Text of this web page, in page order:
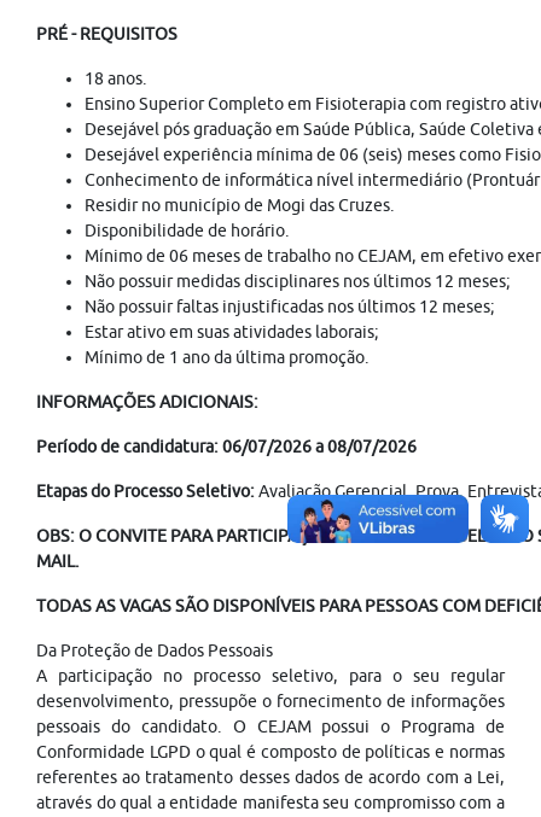
PRÉ - REQUISITOS
18 anos.
Ensino Superior Completo em Fisioterapia com registro
Desejável pós graduação em Saúde Pública, Saúde Coletiva
Desejável experiência mínima de 06 (seis) meses como
Conhecimento de informática nível intermediário
Residir no município de Mogi das Cruzes.
Disponibilidade de horário.
Mínimo de 06 meses de trabalho no CEJAM, em efetivo
Não possuir medidas disciplinares nos últimos 12 meses;
Não possuir faltas injustificadas nos últimos 12 meses;
Estar ativo em suas atividades laborais;
Mínimo de 1 ano da última promoção.
INFORMAÇÕES ADICIONAIS:
Período de candidatura: 06/07/2026 a 08/07/2026
Etapas do Processo Seletivo:Avaliação Gerencial, Prova,
OBS: O CONVITE PARA PARTICIPAÇÃO NO PROCESSO SELETIVO
MAIL.
TODAS AS VAGAS SÃO DISPONÍVEIS PARA PESSOAS COM
Da Proteção de Dados Pessoais
A participação no processo seletivo, para o seu regular
desenvolvimento, pressupõe o fornecimento de informações
pessoais do candidato. O CEJAM possui o Programa de
Conformidade LGPD o qual é composto de políticas e normas
referentes ao tratamento desses dados de acordo com a Lei,
através do qual a entidade manifesta seu compromisso com a